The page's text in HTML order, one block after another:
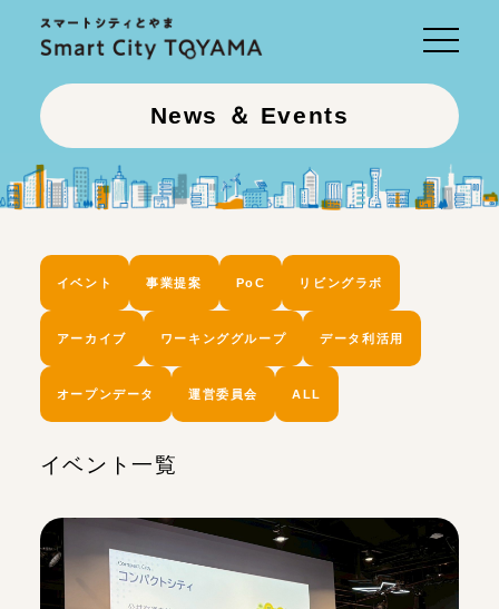
News ＆ Events
イベント 事業提案 PoC リビングラボ
アーカイブ ワーキンググループ データ利活用
オープンデータ 運営委員会 ALL
イベント一覧